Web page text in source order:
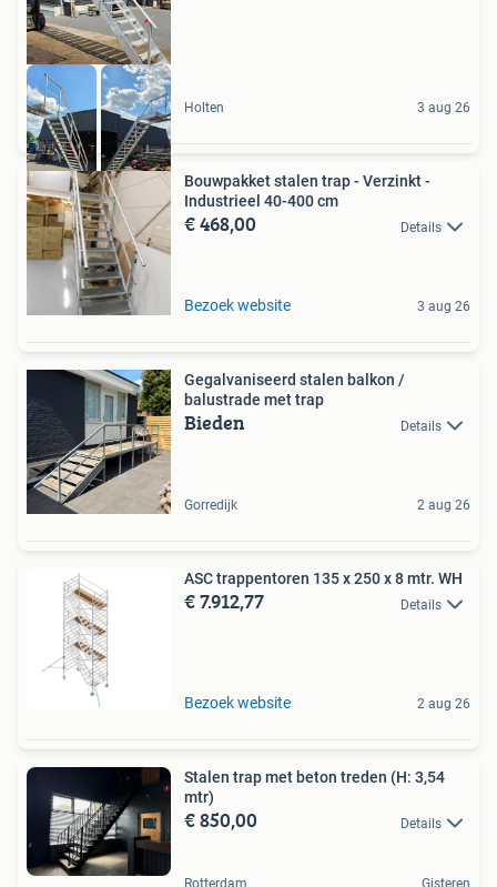
Holten 3 aug 26
Bouwpakket stalen trap - Verzinkt -
Industrieel 40-400 cm
€ 468,00 Details
Bezoek website 3 aug 26
Gegalvaniseerd stalen balkon /
balustrade met trap
Bieden Details
Gorredijk 2 aug 26
ASC trappentoren 135 x 250 x 8 mtr. WH
€ 7.912,77 Details
Bezoek website 2 aug 26
Stalen trap met beton treden (H: 3,54
mtr)
€ 850,00 Details
Rotterdam Gisteren